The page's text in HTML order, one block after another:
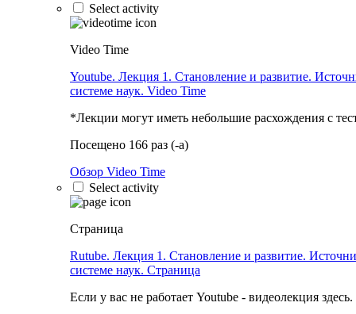
Select activity
Video Time
Youtube. Лекция 1. Становление и развитие.
системе наук. Video Time
*Лекции могут иметь небольшие расхождения с
Посещено 166 раз (-а)
Обзор Video Time
Select activity
Страница
Rutube. Лекция 1. Становление и развитие.
системе наук. Страница
Если у вас не работает Youtube - видеолекция здесь.